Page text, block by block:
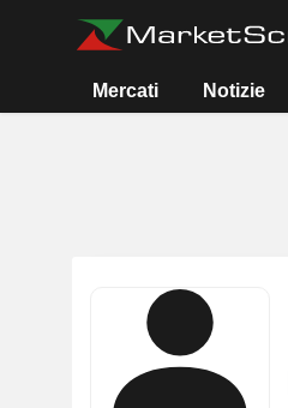
Mercati Notizie